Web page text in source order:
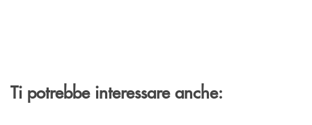
Ti potrebbe interessare anche: